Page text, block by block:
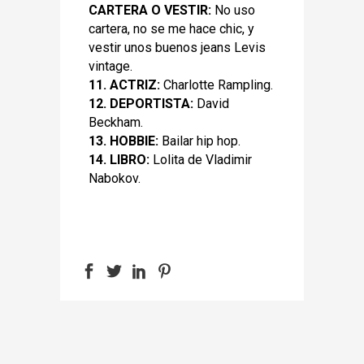
CARTERA O VESTIR: No uso
cartera, no se me hace chic, y
vestir unos buenos jeans Levis
vintage.
11. ACTRIZ: Charlotte Rampling.
12. DEPORTISTA: David
Beckham.
13. HOBBIE: Bailar hip hop.
14. LIBRO: Lolita de Vladimir
Nabokov.